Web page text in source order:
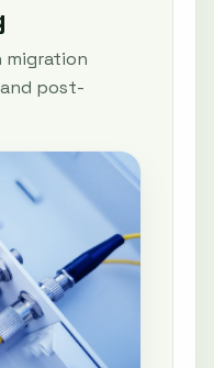
migration
post-